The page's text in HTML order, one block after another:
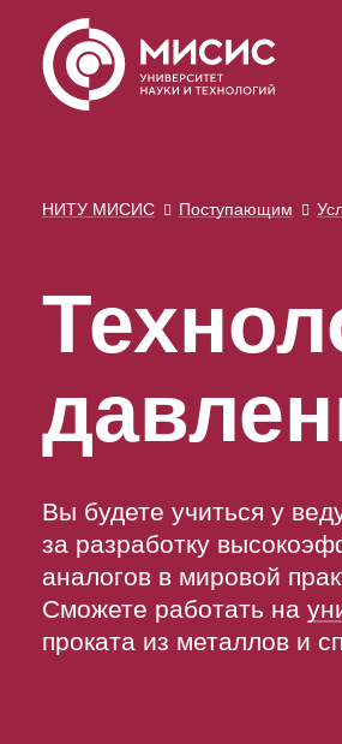
НИТУ МИСИС Поступающим
Вы будете учиться у
за разработку
аналогов в мировой
Сможете работать на
проката из металлов и